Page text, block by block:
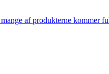
af produkterne kommer